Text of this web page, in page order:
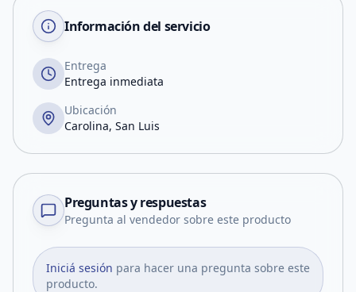
Información del servicio
Entrega
Entrega inmediata
Ubicación
Carolina, San Luis
Preguntas y respuestas
Pregunta al vendedor sobre este producto
Iniciá sesión para hacer una pregunta sobre este
producto.